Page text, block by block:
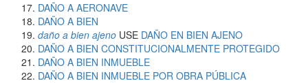
DAÑO A AERONAVE
DAÑO A BIEN
daño a bien ajeno USE DAÑO EN BIEN AJENO
DAÑO A BIEN CONSTITUCIONALMENTE PROTEGIDO
DAÑO A BIEN INMUEBLE
DAÑO A BIEN INMUEBLE POR OBRA PÚBLICA